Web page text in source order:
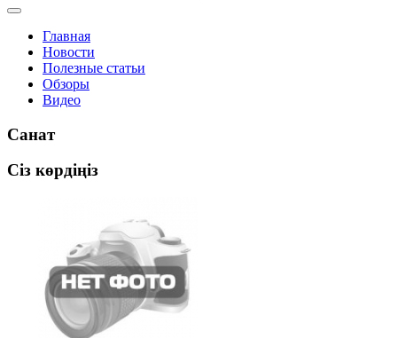
Главная
Новости
Полезные статьи
Обзоры
Видео
Санат
Сіз көрдіңіз